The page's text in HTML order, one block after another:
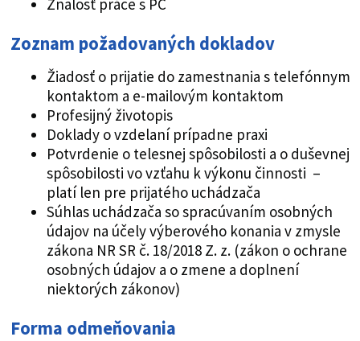
Znalosť práce s PC
Zoznam požadovaných dokladov
Žiadosť o prijatie do zamestnania s telefónnym
kontaktom a e-mailovým kontaktom
Profesijný životopis
Doklady o vzdelaní prípadne praxi
Potvrdenie o telesnej spôsobilosti a o duševnej
spôsobilosti vo vzťahu k výkonu činnosti –
platí len pre prijatého uchádzača
Súhlas uchádzača so spracúvaním osobných
údajov na účely výberového konania v zmysle
zákona NR SR č. 18/2018 Z. z. (zákon o ochrane
osobných údajov a o zmene a doplnení
niektorých zákonov)
Forma odmeňovania